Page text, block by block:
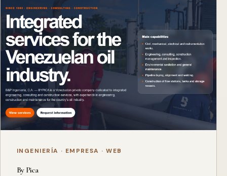
INGENIERÍA · EMPRESA · WEB
By Pica